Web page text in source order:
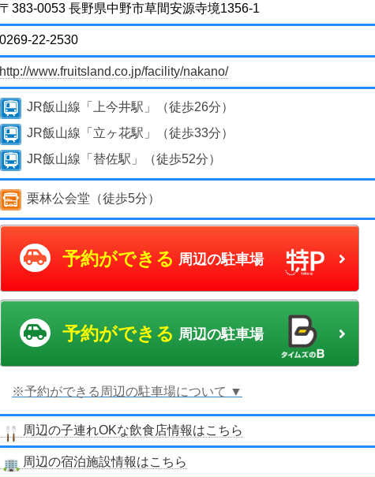
〒383-0053 長野県中野市草間安源寺境1356-1
0269-22-2530
http://www.fruitsland.co.jp/facility/nakano/
JR飯山線「上今井駅」（徒歩26分）
JR飯山線「立ヶ花駅」（徒歩33分）
JR飯山線「替佐駅」（徒歩52分）
栗林公会堂（徒歩5分）
予約ができる 周辺の駐車場
予約ができる 周辺の駐車場
※予約ができる周辺の駐車場について ▼
周辺の子連れOKな飲食店情報はこちら
周辺の宿泊施設情報はこちら